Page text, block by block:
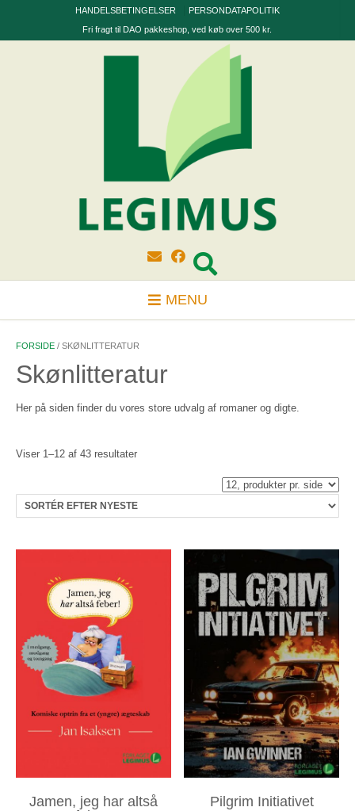
HANDELSBETINGELSER
PERSONDATAPOLITIK
Fri fragt til DAO pakkeshop, ved køb over 500 kr.
MENU
FORSIDE / SKØNLITTERATUR
Skønlitteratur
Her på siden finder du vores store udvalg af romaner og digte.
Viser 1–12 af 43 resultaterSorteret
Jamen, jeg har altså
Pilgrim Initiativet